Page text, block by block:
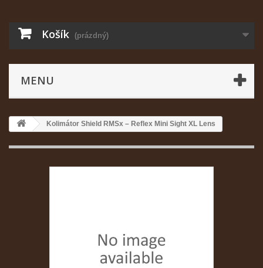
Košík (prázdný)
MENU
Kolimátor Shield RMSx – Reflex Mini Sight XL Lens